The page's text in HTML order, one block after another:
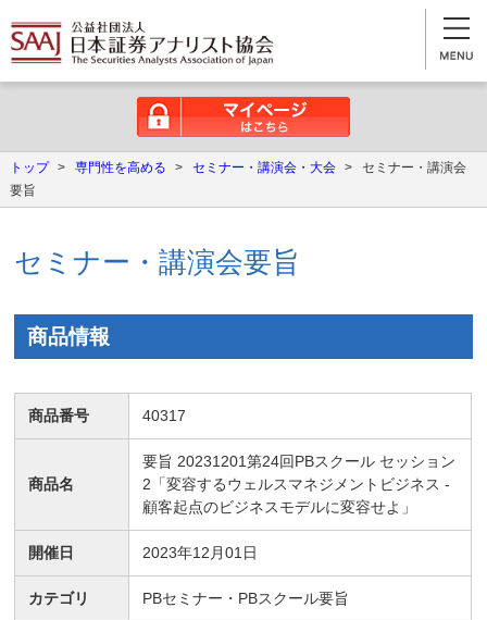
トップ > 専門性を高める > セミナー・講演会・大会 >
セミナー・講演会
要旨
セミナー・講演会要旨
商品情報
商品番号 40317
商品名
要旨 20231201第24回PBスクール セッション
2「変容するウェルスマネジメントビジネス -
顧客起点のビジネスモデルに変容せよ」
開催日 2023年12月01日
カテゴリ PBセミナー・PBスクール要旨